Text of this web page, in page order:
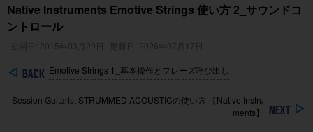
Native Instruments Emotive Strings 使い方 2_サウンドコ
ントロール
公開日: 2015年03月29日 更新日: 2026年07月17日
Emotive Strings 1_基本操作とフレーズ呼び出し
Session Guitarist STRUMMED ACOUSTICの使い方 【Native Instru
ments】